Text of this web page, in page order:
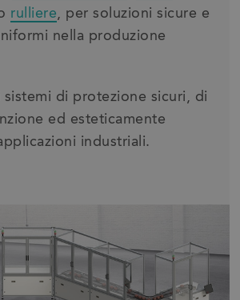
rulliere, per soluzioni sicure e
nella produzione
sistemi di protezione sicuri, di
ed esteticamente
industriali.